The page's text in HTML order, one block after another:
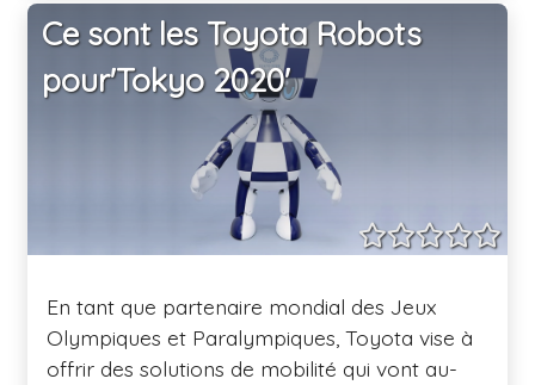
Ce sont les Toyota Robots
pour'Tokyo 2020'
En tant que partenaire mondial des Jeux
Olympiques et Paralympiques, Toyota vise à
offrir des solutions de mobilité qui vont au-